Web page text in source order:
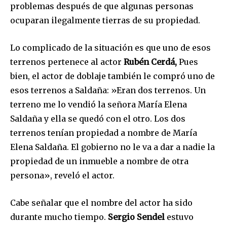
problemas después de que algunas personas
ocuparan ilegalmente tierras de su propiedad.
Lo complicado de la situación es que uno de esos
terrenos pertenece al actor Rubén Cerdá, Pues
bien, el actor de doblaje también le compró uno de
esos terrenos a Saldaña: ​​»Eran dos terrenos. Un
terreno me lo vendió la señora María Elena
Saldaña y ella se quedó con el otro. Los dos
terrenos tenían propiedad a nombre de María
Elena Saldaña. El gobierno no le va a dar a nadie la
propiedad de un inmueble a nombre de otra
persona», reveló el actor.
Cabe señalar que el nombre del actor ha sido
durante mucho tiempo. Sergio Sendel estuvo